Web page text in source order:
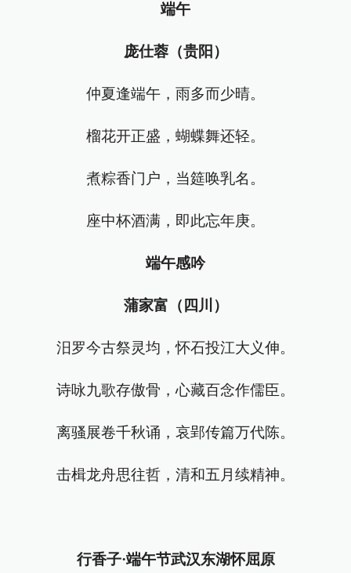
端午
庞仕蓉（贵阳）
仲夏逢端午，雨多而少晴。
榴花开正盛，蝴蝶舞还轻。
煮粽香门户，当筵唤乳名。
座中杯酒满，即此忘年庚。
端午感吟
蒲家富（四川）
汨罗今古祭灵均，怀石投江大义伸。
诗咏九歌存傲骨，心藏百念作儒臣。
离骚展卷千秋诵，哀郢传篇万代陈。
击楫龙舟思往哲，清和五月续精神。
行香子·端午节武汉东湖怀屈原